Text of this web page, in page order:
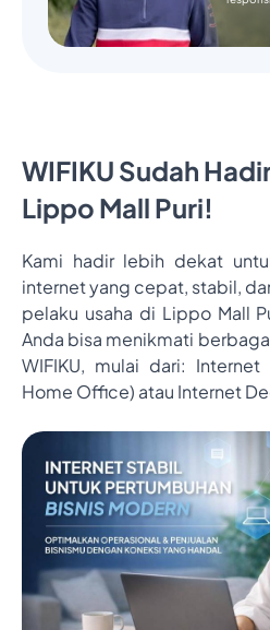
WIFIKU Sudah
Lippo Mall Puri!
Kami hadir lebih dekat
internet yang cepat, stabil,
pelaku usaha di Lippo Mall
Anda bisa menikmati
WIFIKU, mulai dari:
Home Office) atau Internet